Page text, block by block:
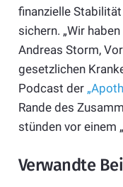
finanzielle
sichern. „Wir
Andreas Storm,
gesetzlichen
Podcast der
Rande des
stünden vor einem
Verwandte